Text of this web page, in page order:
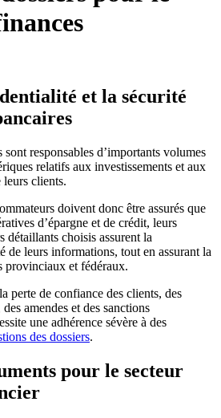
et la sécurité
responsables d’importants volumes
relatifs aux investissements et aux
leurs clients.
doivent donc être assurés que
d’épargne et de crédit, leurs
détaillants choisis assurent la
de leurs informations, tout en assurant la
provinciaux et fédéraux.
perte de confiance des clients, des
amendes et des sanctions
une adhérence sévère à des
des dossiers.
pour le secteur